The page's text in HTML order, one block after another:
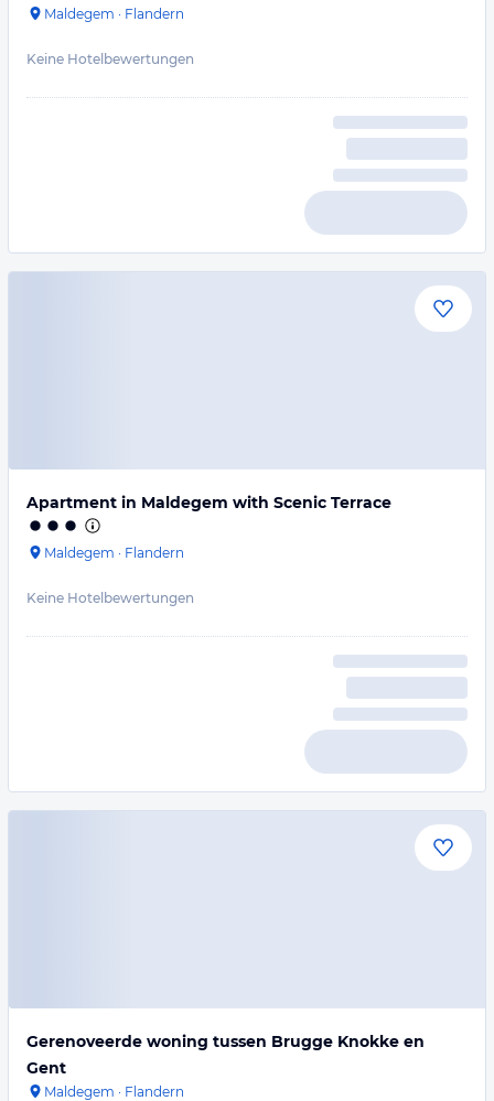
Maldegem · Flandern
Keine Hotelbewertungen
Apartment in Maldegem with Scenic Terrace
Maldegem · Flandern
Keine Hotelbewertungen
Gerenoveerde woning tussen Brugge Knokke en
Gent
Maldegem · Flandern